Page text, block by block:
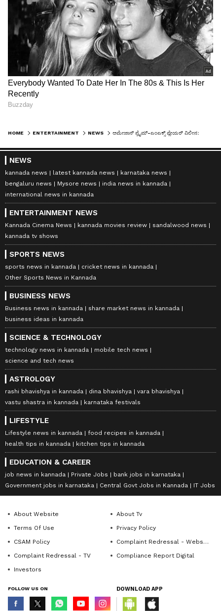
HOME ENTERTAINMENT NEWS
NEWS
kannada news latest kannada news
karnataka news
bengaluru news
Mysore news
india news in kannada
international news in kannada
ENTERTAINMENT NEWS
Kannada Cinema News kannada movies review
sandalwood news
kannada tv shows
SPORTS NEWS
sports news in kannada
cricket news in kannada
Other Sports News in Kannada
BUSINESS NEWS
Business news in kannada
share market news in kannada
business ideas in kannada
SCIENCE & TECHNOLOGY
technology news in kannada
mobile tech news
science and tech news
ASTROLOGY
rashi bhavishya in kannada dina bhavishya
vara bhavishya
vastu shastra in kannada
karnataka festivals
LIFESTYLE
Lifestyle news in kannada
food recipes in kannada
health tips in kannada
kitchen tips in kannada
EDUCATION & CAREER
job news in kannada Private Jobs
bank jobs in karnataka
Government jobs in karnataka
Central Govt Jobs in Kannada IT Jobs
About Website
About Tv
Terms Of Use
Privacy Policy
CSAM Policy
Complaint Redressal - Website
Complaint Redressal - TV
Compliance Report Digital
Investors
FOLLOW US ON DOWNLOAD APP